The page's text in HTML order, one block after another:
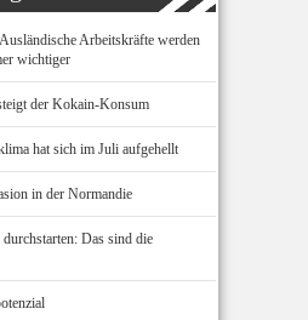
Arbeitskräfte werden
wichtiger
der Kokain-Konsum
hat sich im Juli aufgehellt
in der Normandie
Das sind die